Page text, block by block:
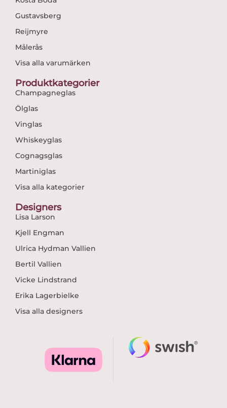
Gustavsberg
Reijmyre
Målerås
Visa alla varumärken
Produktkategorier
Champagneglas
Ölglas
Vinglas
Whiskeyglas
Cognagsglas
Martiniglas
Visa alla kategorier
Designers
Lisa Larson
Kjell Engman
Ulrica Hydman Vallien
Bertil Vallien
Vicke Lindstrand
Erika Lagerbielke
Visa alla designers